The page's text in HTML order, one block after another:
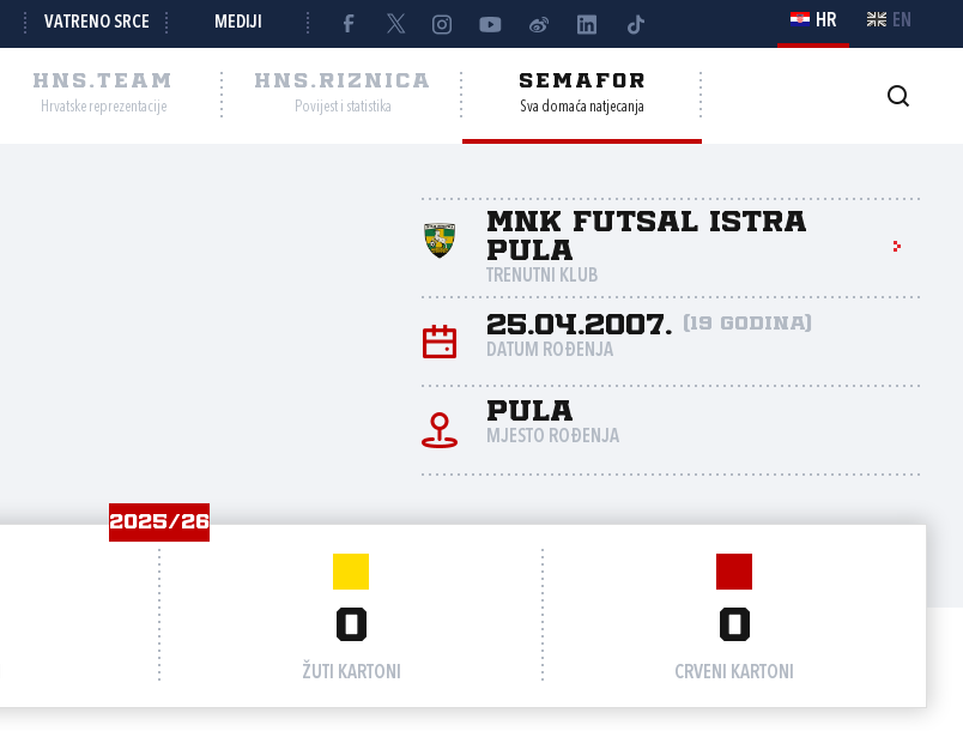
VATRENO SRCE MEDIJI HR EN
HNS.TEAM
Hrvatske reprezentacije
HNS.RIZNICA
Povijest i statistika
SEMAFOR
Sva domaća natjecanja
MNK Futsal Istra
Pula
TRENUTNI KLUB
25.04.2007. (19 godina)
DATUM ROĐENJA
Pula
MJESTO ROĐENJA
2025/26
0
ŽUTI KARTONI
0
CRVENI KARTONI